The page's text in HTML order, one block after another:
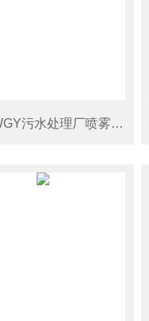
JY-WWGY污水处理厂喷雾除臭设备